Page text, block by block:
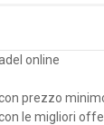
online
prezzo
le migliori